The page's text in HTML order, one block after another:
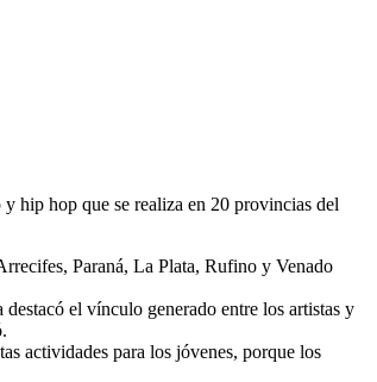
hip hop que se realiza en 20 provincias del
Paraná, La Plata, Rufino y Venado
el vínculo generado entre los artistas y
actividades para los jóvenes, porque los